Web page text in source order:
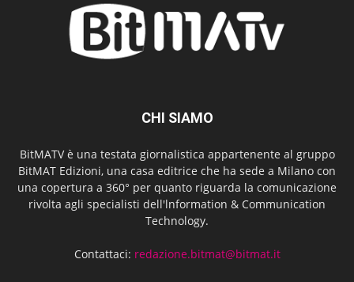
CHI SIAMO
BitMATV è una testata giornalistica appartenente al gruppo
BitMAT Edizioni, una casa editrice che ha sede a Milano con
una copertura a 360° per quanto riguarda la comunicazione
rivolta agli specialisti dell'lnformation & Communication
Technology.
Contattaci: redazione.bitmat@bitmat.it